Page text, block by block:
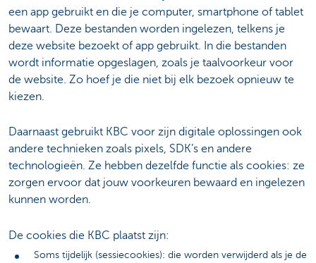
een app gebruikt en die je computer, smartphone of tablet
bewaart. Deze bestanden worden ingelezen, telkens je
deze website bezoekt of app gebruikt. In die bestanden
wordt informatie opgeslagen, zoals je taalvoorkeur voor
de website. Zo hoef je die niet bij elk bezoek opnieuw te
kiezen.
Daarnaast gebruikt KBC voor zijn digitale oplossingen ook
andere technieken zoals pixels, SDK’s en andere
technologieën. Ze hebben dezelfde functie als cookies: ze
zorgen ervoor dat jouw voorkeuren bewaard en ingelezen
kunnen worden.
De cookies die KBC plaatst zijn:
Soms tijdelijk (sessiecookies): die worden verwijderd als je de